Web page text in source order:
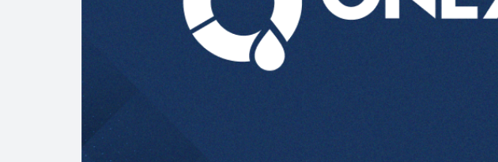
Bajan precios del crudo 4% por la
Así comienza un nuevo mes para los